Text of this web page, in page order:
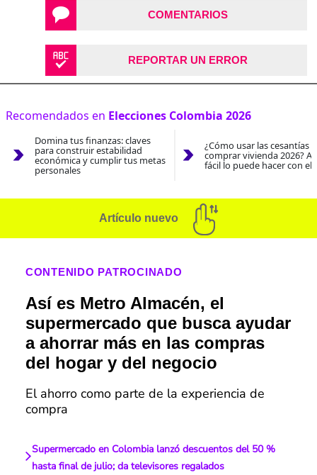
COMENTARIOS
REPORTAR UN ERROR
Recomendados en Elecciones Colombia 2026
Domina tus finanzas: claves
para construir estabilidad
económica y cumplir tus metas
personales
¿Cómo usar las cesantías
comprar vivienda 2026?
fácil lo puede hacer con el
Artículo nuevo
CONTENIDO PATROCINADO
Así es Metro Almacén, el
supermercado que busca ayudar
a ahorrar más en las compras
del hogar y del negocio
El ahorro como parte de la experiencia de
compra
Supermercado en Colombia lanzó descuentos del 50 %
hasta final de julio; da televisores regalados